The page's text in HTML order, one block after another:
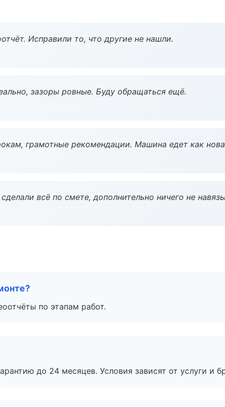
Исправили то, что другие не нашли.
зазоры ровные. Буду обращаться ещё.
грамотные рекомендации. Машина едет как
всё по смете, дополнительно ничего не
по этапам работ.
до 24 месяцев. Условия зависят от услуги и